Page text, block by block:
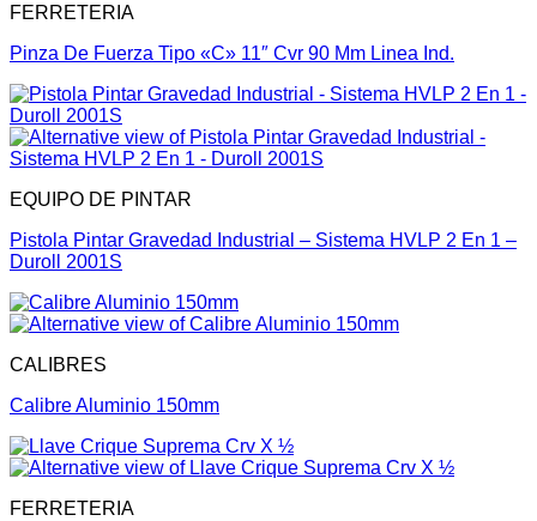
FERRETERIA
Pinza De Fuerza Tipo «C» 11″ Cvr 90 Mm Linea Ind.
EQUIPO DE PINTAR
Pistola Pintar Gravedad Industrial – Sistema HVLP 2 En 1 –
Duroll 2001S
CALIBRES
Calibre Aluminio 150mm
FERRETERIA